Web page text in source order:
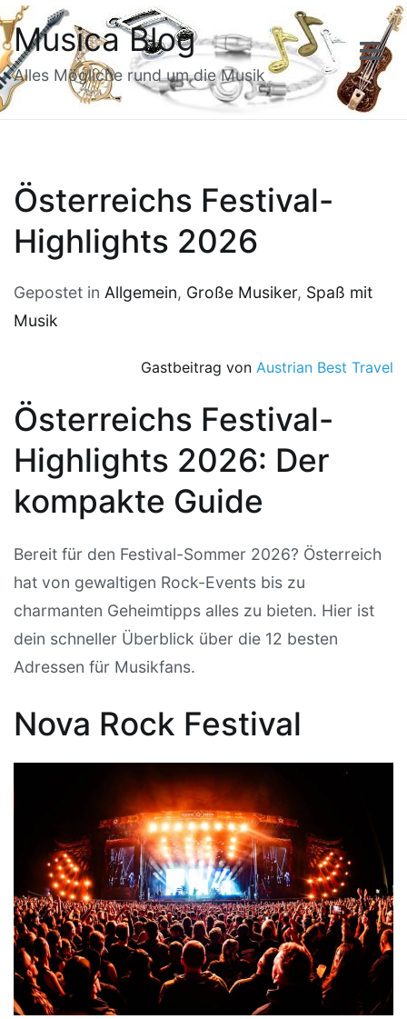
Zum
Inhalt
springen
Musica Blog
Alles Mögliche rund um die Musik
Österreichs Festival-
Highlights 2026
Gepostet in Allgemein, Große Musiker, Spaß mit
Musik
Gastbeitrag von Austrian Best Travel
Österreichs Festival-
Highlights 2026: Der
kompakte Guide
Bereit für den Festival-Sommer 2026? Österreich
hat von gewaltigen Rock-Events bis zu
charmanten Geheimtipps alles zu bieten. Hier ist
dein schneller Überblick über die 12 besten
Adressen für Musikfans.
Nova Rock Festival